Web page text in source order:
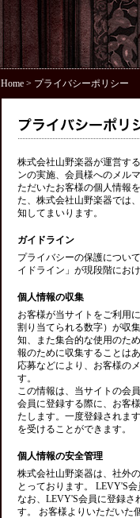
Home> プライバシーポリシー
株式会社山野楽器が運営す
ンの実施、会員様へのメル
ただいたお客様の個人情報
た、株式会社山野楽器では
知してまいります。
ガイドライン
プライバシーの保護につい
イドライン」が現段階にお
個人情報の収集
お客様が当サイトをご利用
割り当てられる数字）が収
知、また集合的な使用のた
報のために収集することは
応募などにより、お客様の
す。
この情報は、当サイトの会
会員に登録する際に、お客
たします。一度登録されま
を受けることができます。
個人情報の安全管理
株式会社山野楽器は、社外
とっております。 LEVY'S
なお、LEVY'S会員に登録さ
す。 お客様よりいただいた